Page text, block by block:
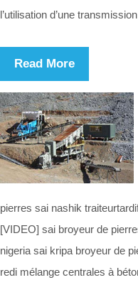
l’utilisation d’une
Read More
pierres sai nashik
[VIDEO] sai broyeur de
nigeria sai kripa broyeur de
redi mélange centrales à